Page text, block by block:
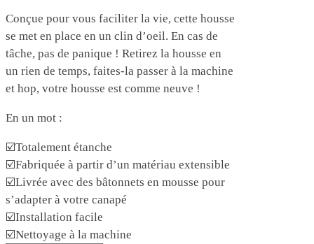
Conçue pour vous faciliter la vie, cette housse
se met en place en un clin d’oeil. En cas de
tâche, pas de panique ! Retirez la housse en
un rien de temps, faites-la passer à la machine
et hop, votre housse est comme neuve !
En un mot :
☑️Totalement étanche
☑️Fabriquée à partir d’un matériau extensible
☑️Livrée avec des bâtonnets en mousse pour
s’adapter à votre canapé
☑️Installation facile
☑️Nettoyage à la machine